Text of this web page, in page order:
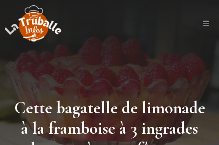
contenu
Cette bagatelle de limonade
à la framboise à 3 ingrades